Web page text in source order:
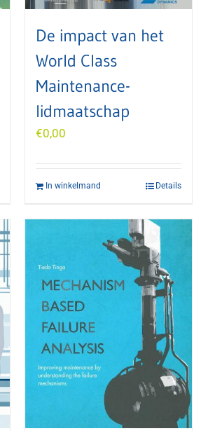
De impact van het
World Class
Maintenance-
lidmaatschap
€0,00
In winkelmand Details